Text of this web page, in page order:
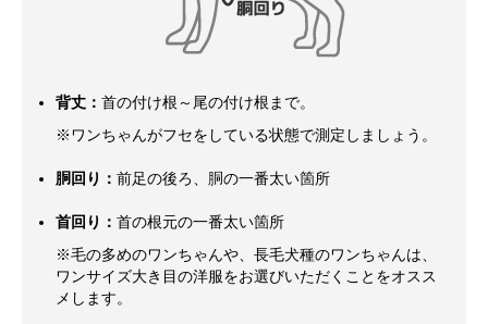
背丈： 首の付け根～尾の付け根まで。
※ワンちゃんがフセをしている状態で測定しましょう。
胴回り： 前足の後ろ、胴の一番太い箇所
首回り： 首の根元の一番太い箇所
※毛の多めのワンちゃんや、長毛犬種のワンちゃんは、
ワンサイズ大き目の洋服をお選びいただくことをオスス
メします。